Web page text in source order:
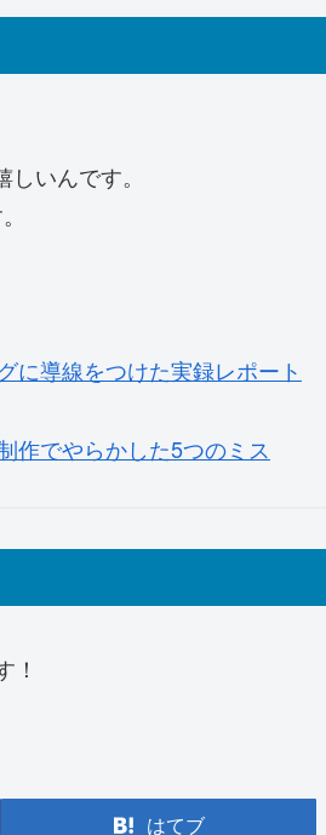
いんです。
に導線をつけた実録レポート
作でやらかした5つのミス
！
はてブ